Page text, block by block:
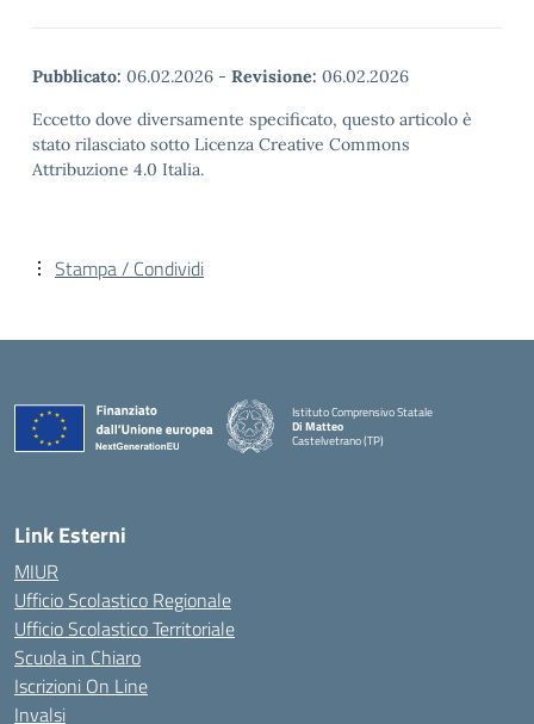
Pubblicato: 06.02.2026 - Revisione: 06.02.2026
Eccetto dove diversamente specificato, questo articolo è
stato rilasciato sotto Licenza Creative Commons
Attribuzione 4.0 Italia.
Stampa / Condividi
Istituto Comprensivo Statale
Di Matteo
Castelvetrano (TP)
Link Esterni
MIUR
Ufficio Scolastico Regionale
Ufficio Scolastico Territoriale
Scuola in Chiaro
Iscrizioni On Line
Invalsi